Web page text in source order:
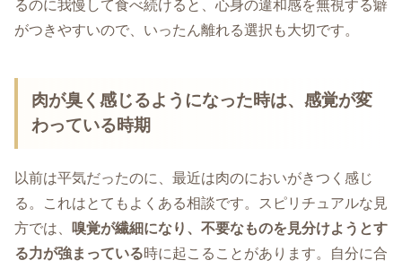
るのに我慢して食べ続けると、心身の違和感を無視する癖
がつきやすいので、いったん離れる選択も大切です。
肉が臭く感じるようになった時は、感覚が変
わっている時期
以前は平気だったのに、最近は肉のにおいがきつく感じ
る。これはとてもよくある相談です。スピリチュアルな見
方では、
嗅覚が繊細になり、不要なものを見分けようとす
る力が強まっている時に起こることがあります。自分に合